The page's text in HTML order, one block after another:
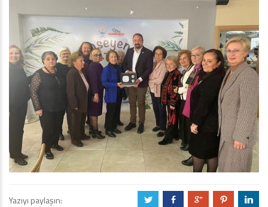
Yazıyı paylaşın: a b c d j